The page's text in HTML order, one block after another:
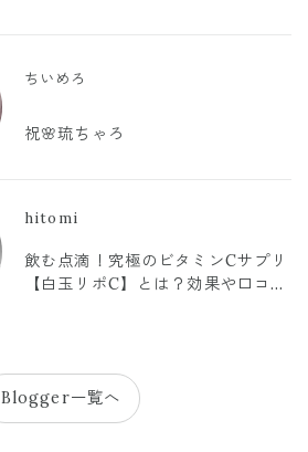
ちいめろ
祝🌸琉ちゃろ
hitomi
飲む点滴！究極のビタミンCサプリ
【白玉リポC】とは？効果や口コミ
Blogger一覧へ